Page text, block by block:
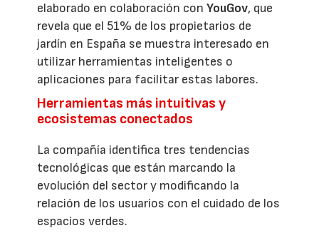
elaborado en colaboración conYouGov, que
revela que el 51% de los propietarios de
jardín en España se muestra interesado en
utilizar herramientas inteligentes o
aplicaciones para facilitar estas labores.
Herramientas más intuitivas y
ecosistemas conectados
La compañía identifica tres tendencias
tecnológicas que están marcando la
evolución del sector y modificando la
relación de los usuarios con el cuidado de los
espacios verdes.